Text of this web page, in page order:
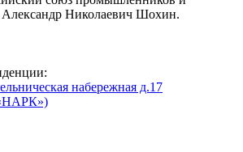
Николаевич Шохин.
набережная д.17